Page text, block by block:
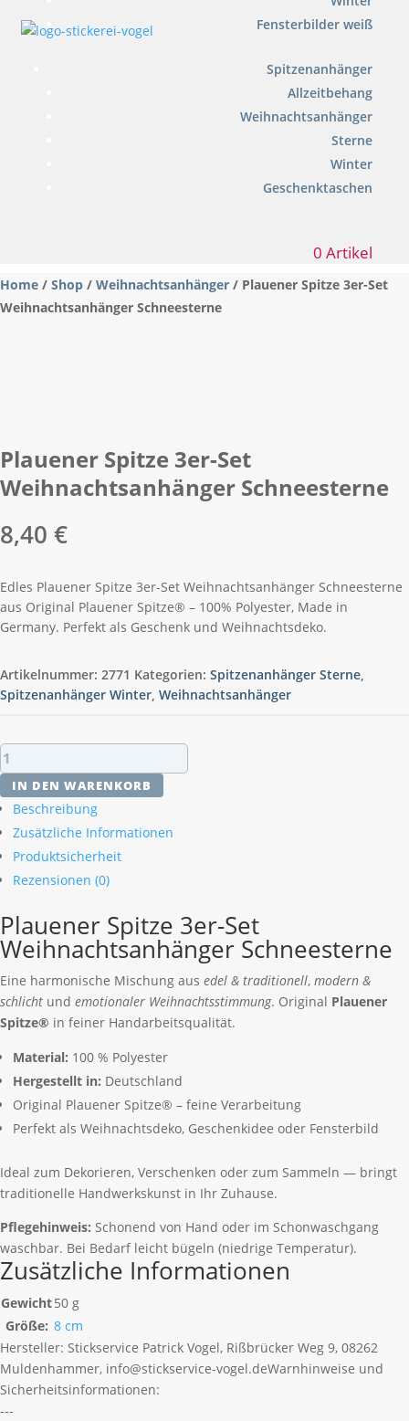
Fensterbilder weiß
Spitzenanhänger
Allzeitbehang
Weihnachtsanhänger
Sterne
Winter
Geschenktaschen
0 Artikel
Home / Shop / Weihnachtsanhänger / Plauener Spitze 3er-Set
Weihnachtsanhänger Schneesterne
Plauener Spitze 3er-Set
Weihnachtsanhänger Schneesterne
8,40 €
Edles Plauener Spitze 3er-Set Weihnachtsanhänger Schneesterne
aus Original Plauener Spitze® – 100% Polyester, Made in
Germany. Perfekt als Geschenk und Weihnachtsdeko.
Artikelnummer: 2771 Kategorien: Spitzenanhänger Sterne,
Spitzenanhänger Winter, Weihnachtsanhänger
Plauener
Spitze
3er-
Set
Weihnachtsanhänger
Schneesterne
Menge
IN DEN WARENKORB
Beschreibung
Zusätzliche Informationen
Produktsicherheit
Rezensionen (0)
Plauener Spitze 3er-Set
Weihnachtsanhänger Schneesterne
Eine harmonische Mischung aus edel & traditionell, modern &
schlicht und emotionaler Weihnachtsstimmung. Original Plauener
Spitze® in feiner Handarbeitsqualität.
Material: 100 % Polyester
Hergestellt in: Deutschland
Original Plauener Spitze® – feine Verarbeitung
Perfekt als Weihnachtsdeko, Geschenkidee oder Fensterbild
Ideal zum Dekorieren, Verschenken oder zum Sammeln — bringt
traditionelle Handwerkskunst in Ihr Zuhause.
Pflegehinweis: Schonend von Hand oder im Schonwaschgang
waschbar. Bei Bedarf leicht bügeln (niedrige Temperatur).
Zusätzliche Informationen
Gewicht50 g
Größe: 8 cm
Hersteller: Stickservice Patrick Vogel, Rißbrücker Weg 9, 08262
Muldenhammer, info@stickservice-vogel.deWarnhinweise und
Sicherheitsinformationen:
---